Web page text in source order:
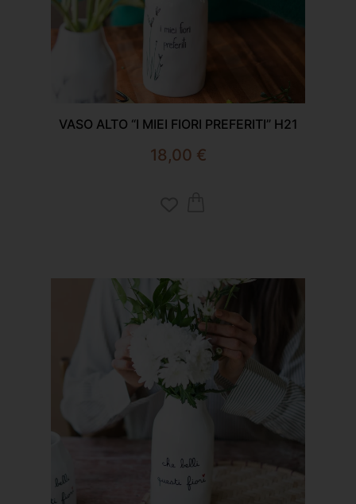
VASO ALTO “I MIEI FIORI PREFERITI” H21
18,00 €